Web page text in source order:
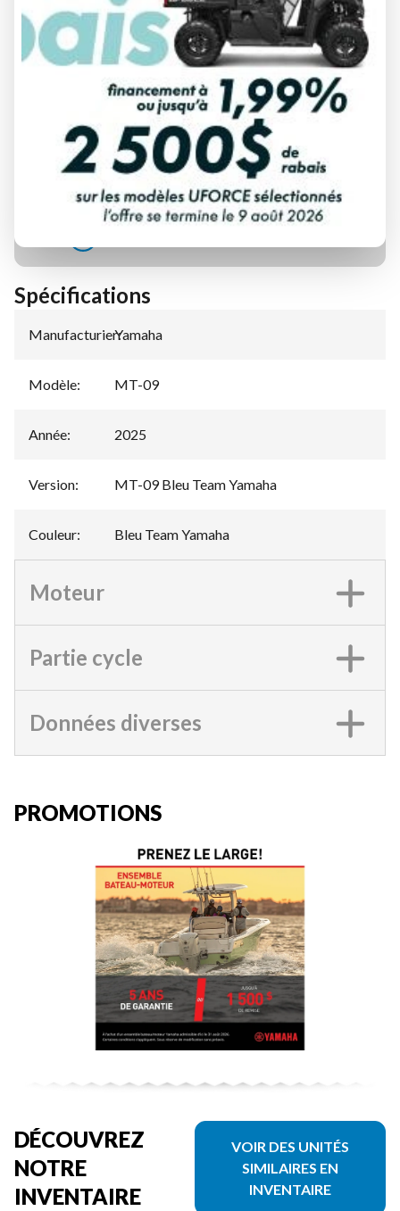
DEMANDE DE FINANCEMENT
Spécifications
Manufacturier:
Yamaha
Modèle: MT-09
Année: 2025
Version: MT-09 Bleu Team Yamaha
Couleur: Bleu Team Yamaha
Moteur
Partie cycle
Données diverses
PROMOTIONS
DÉCOUVREZ
NOTRE
INVENTAIRE
VOIR DES UNITÉS
SIMILAIRES EN
INVENTAIRE